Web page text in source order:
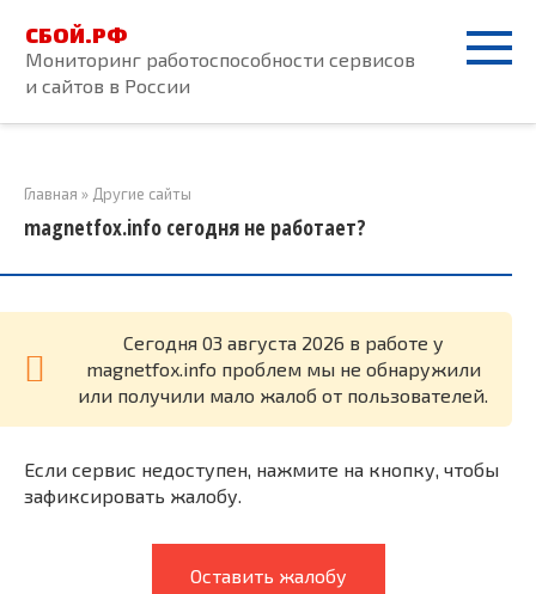
контенту
СБОЙ.РФ
Мониторинг работоспособности сервисов
и сайтов в России
Главная » Другие сайты
magnetfox.info сегодня не работает?
Cегодня 03 августа 2026 в работе у
magnetfox.info проблем мы не обнаружили
или получили мало жалоб от пользователей.
Если сервис недоступен, нажмите на кнопку, чтобы
зафиксировать жалобу.
Оставить жалобу